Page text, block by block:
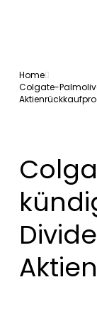
Home
Colgate-